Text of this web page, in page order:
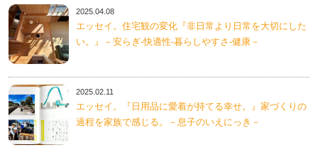
2025.04.08
エッセイ。住宅観の変化『非日常より日常を大切にした
い。』－安らぎ-快適性-暮らしやすさ-健康－
2025.02.11
エッセイ。『日用品に愛着が持てる幸せ。』家づくりの
過程を家族で感じる。－息子のいえにっき－